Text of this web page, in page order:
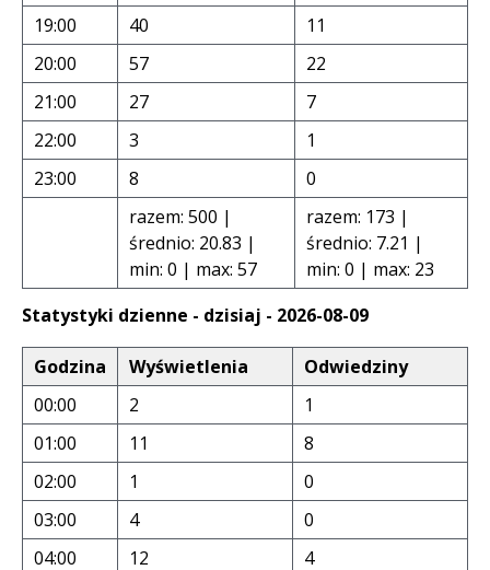
19:00
40
11
20:00
57
22
21:00
27
7
22:00
3
1
23:00
8
0
razem: 500 |
średnio: 20.83 |
min: 0 | max: 57
razem: 173 |
średnio: 7.21 |
min: 0 | max: 23
Statystyki dzienne - dzisiaj - 2026-08-09
Godzina Wyświetlenia
Odwiedziny
00:00
2
1
01:00
11
8
02:00
1
0
03:00
4
0
04:00
12
4